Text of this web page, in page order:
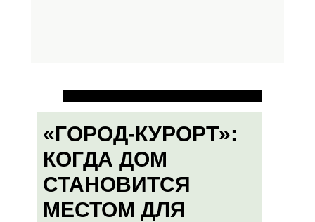
«ГОРОД-КУРОРТ»:
КОГДА ДОМ
СТАНОВИТСЯ
МЕСТОМ ДЛЯ